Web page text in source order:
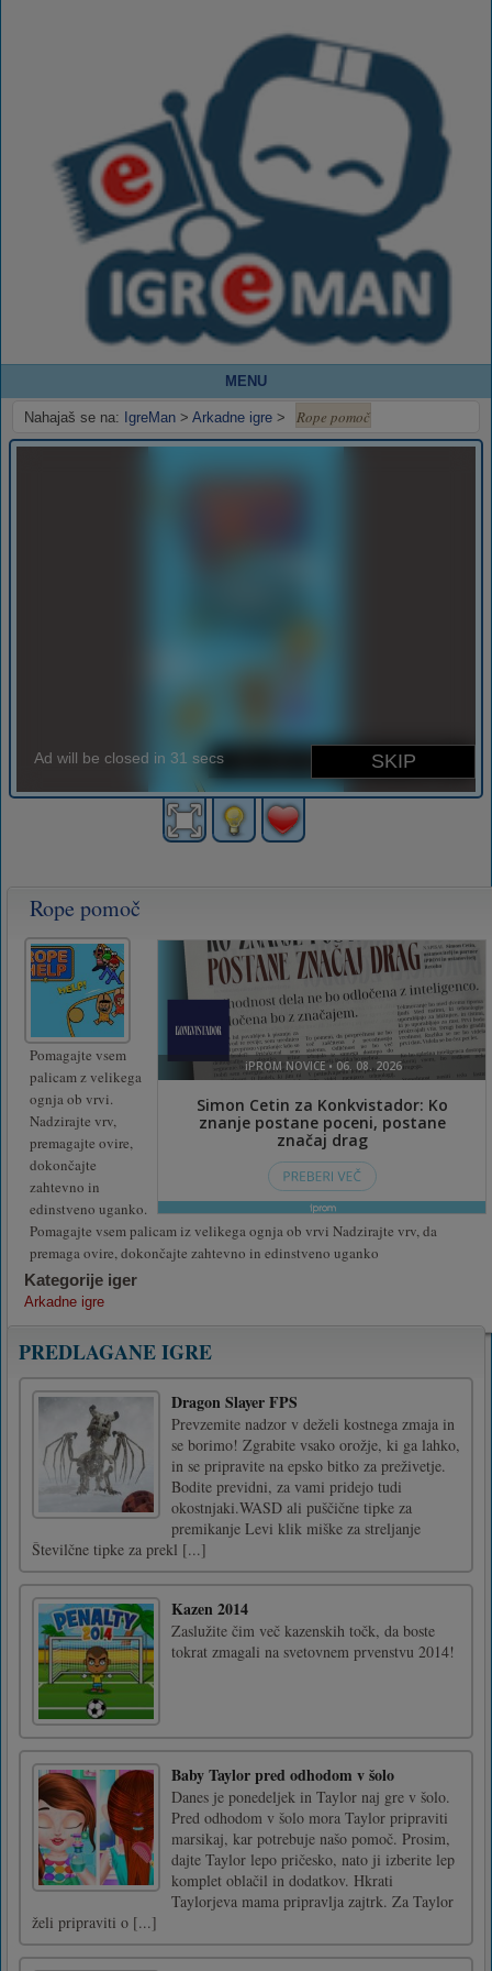
MENU
Nahajaš se na: IgreMan > Arkadne igre > Rope pomoč
Rope pomoč
Pomagajte vsem
palicam z velikega
ognja ob vrvi.
Nadzirajte vrv,
premagajte ovire,
dokončajte
zahtevno in
edinstveno uganko.
Pomagajte vsem palicam iz velikega ognja ob vrvi Nadzirajte vrv, da
premaga ovire, dokončajte zahtevno in edinstveno uganko
Kategorije iger
Arkadne igre
PREDLAGANE IGRE
Dragon Slayer FPS
Prevzemite nadzor v deželi kostnega zmaja in
se borimo! Zgrabite vsako orožje, ki ga lahko,
in se pripravite na epsko bitko za preživetje.
Bodite previdni, za vami pridejo tudi
okostnjaki.WASD ali puščične tipke za
premikanje Levi klik miške za streljanje
Številčne tipke za prekl [...]
Kazen 2014
Zaslužite čim več kazenskih točk, da boste
tokrat zmagali na svetovnem prvenstvu 2014!
Baby Taylor pred odhodom v šolo
Danes je ponedeljek in Taylor naj gre v šolo.
Pred odhodom v šolo mora Taylor pripraviti
marsikaj, kar potrebuje našo pomoč. Prosim,
dajte Taylor lepo pričesko, nato ji izberite lep
komplet oblačil in dodatkov. Hkrati
Taylorjeva mama pripravlja zajtrk. Za Taylor
želi pripraviti o [...]